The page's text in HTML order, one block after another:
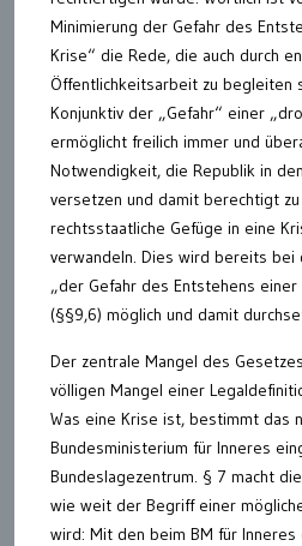
Minimierung der Gefahr des
Krise“ die Rede, die auch durch
Öffentlichkeitsarbeit zu begleiten
Konjunktiv der „Gefahr“ einer
ermöglicht freilich immer und
Notwendigkeit, die Republik in
versetzen und damit berechtigt
rechtsstaatliche Gefüge in eine
verwandeln. Dies wird bereits bei
„der Gefahr des Entstehens
(§§9,6) möglich und damit
Der zentrale Mangel des
völligen Mangel einer
Was eine Krise ist, bestimmt das
Bundesministerium für Inneres
Bundeslagezentrum. § 7 macht
wie weit der Begriff einer
wird: Mit den beim BM für Inneres